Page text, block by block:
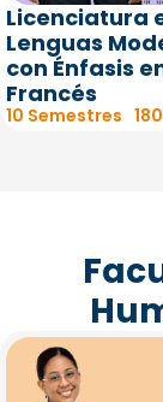
Licenciatura
Lenguas
con Énfasis
Francés
10 Semestres